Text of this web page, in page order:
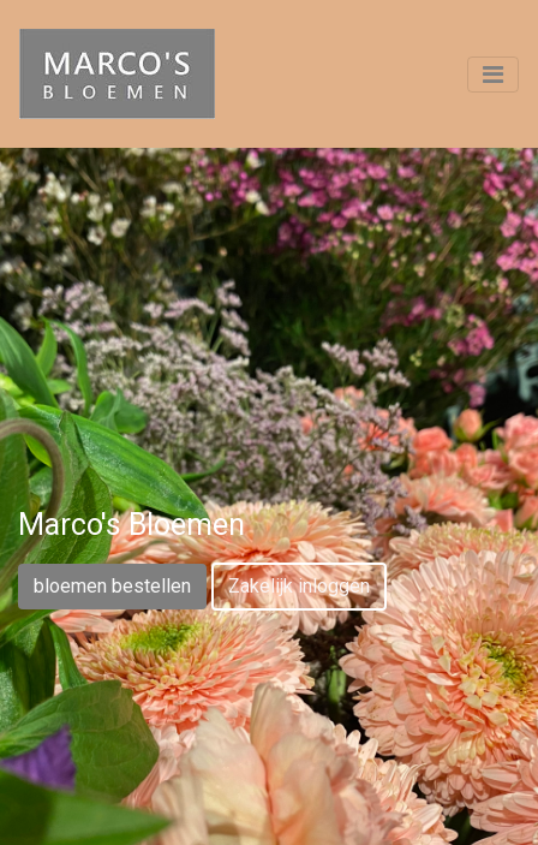
Marco's Bloemen
bloemen bestellen Zakelijk inloggen